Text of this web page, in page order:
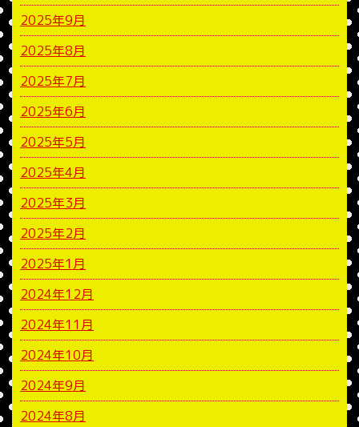
2025年9月
2025年8月
2025年7月
2025年6月
2025年5月
2025年4月
2025年3月
2025年2月
2025年1月
2024年12月
2024年11月
2024年10月
2024年9月
2024年8月